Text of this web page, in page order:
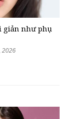
giản như phụ
2026